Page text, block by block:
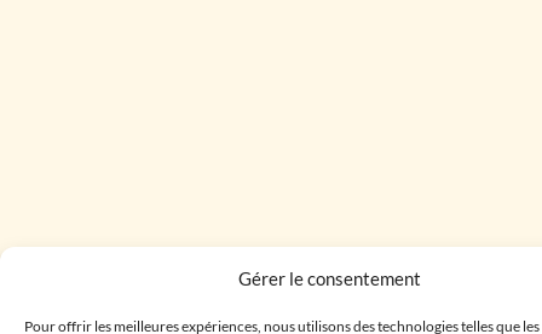
Gérer le consentement
Pour offrir les meilleures expériences, nous utilisons des technologies telles que